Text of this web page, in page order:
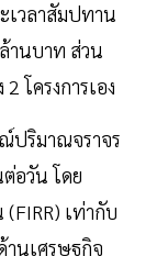
เวลาสัมปทาน
ล้านบาท ส่วน
โครงการเอง
ปริมาณจราจร
อวัน โดย
เท่ากับ
านเศรษฐกิจ